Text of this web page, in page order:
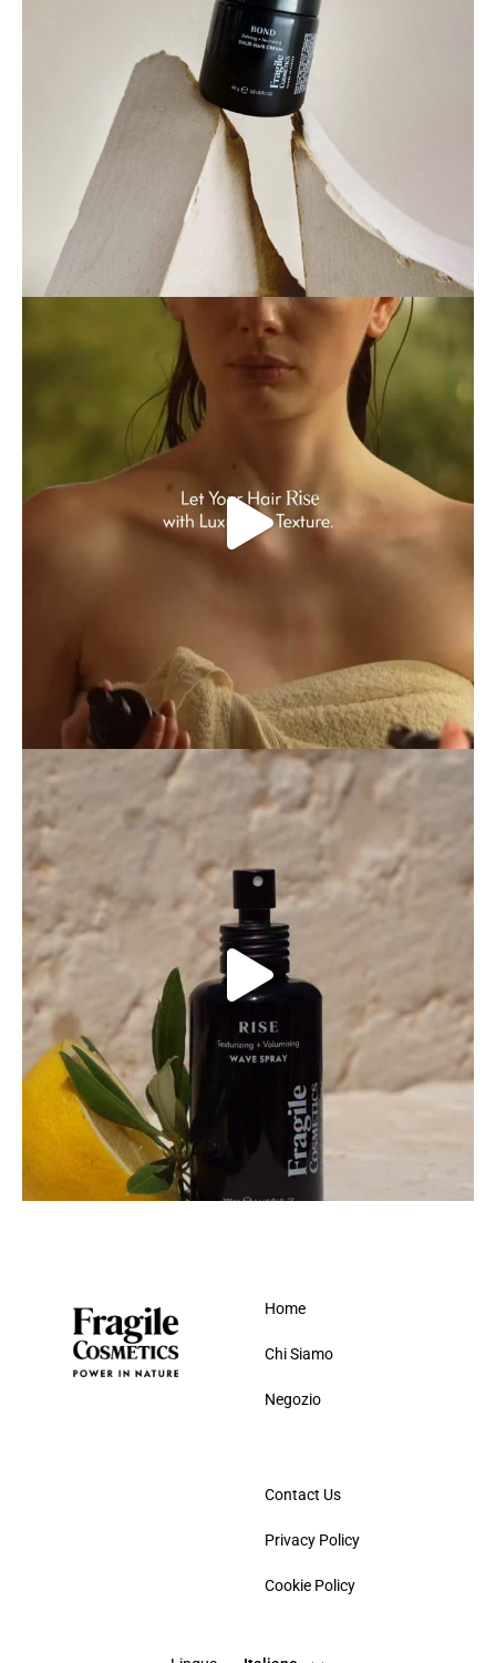
Home
Chi Siamo
Negozio
Contact Us
Privacy Policy
Cookie Policy
Italiano